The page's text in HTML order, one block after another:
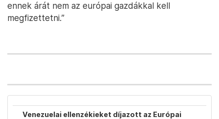
ennek árát nem az európai gazdákkal kell
megfizettetni.”
Venezuelai ellenzékieket díjazott az Európai